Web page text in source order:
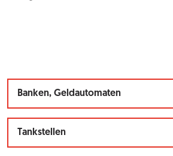
Banken, Geldautomaten
Tankstellen